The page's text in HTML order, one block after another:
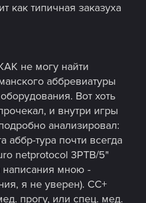
как типичная заказуха
не могу найти
аббревиатуры
Вот хоть
и внутри игры
анализировал:
аббр-тура почти всегда
netprotocol 3PTB/5"
написания мною -
я не уверен). CC+
прогу, или спец. мед.